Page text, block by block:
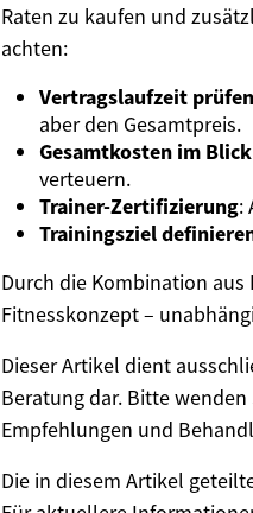
Raten zu kaufen und
achten:
Vertragslaufzeit prüfen
aber den Gesamtpreis.
Gesamtkosten im
verteuern.
Trainer-Zertifizierung:
Trainingsziel
Durch die Kombination
Fitnesskonzept –
Dieser Artikel dient
Beratung dar. Bitte
Empfehlungen und
Die in diesem Artikel